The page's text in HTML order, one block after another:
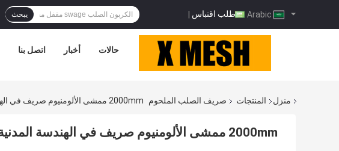
طلب اقتباس | يبحث
اتصل بنا أخبار حالات
منزل المنتجات صريف الصلب الملحوم 2000mm ممشى الألومنيوم صريف في الهندسة المدنية 25mmx3mm
2000mm ممشى الألومنيوم صريف في الهندسة المدنية 25mmx3mm